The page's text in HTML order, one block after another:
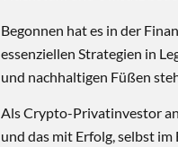
Begonnen hat es in der
essenziellen Strategien in
und nachhaltigen Füßen
Als Crypto-Privatinvestor
und das mit Erfolg, selbst im